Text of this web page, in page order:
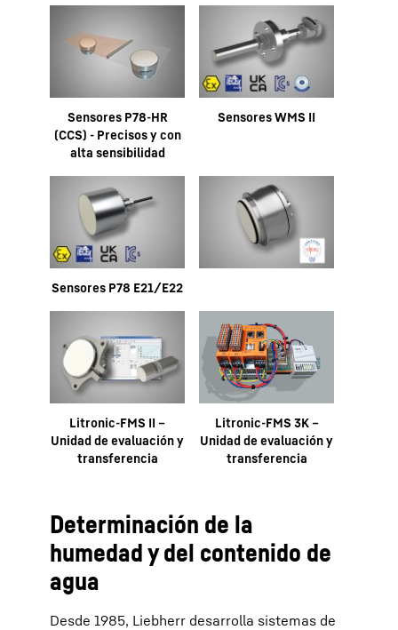
Sensores P78-HR
(CCS) - Precisos y con
alta sensibilidad
Sensores WMS II
Sensores P78 E21/E22
Litronic-FMS II –
Unidad de evaluación y
transferencia
Litronic-FMS 3K –
Unidad de evaluación y
transferencia
Determinación de la
humedad y del contenido de
agua
Desde 1985, Liebherr desarrolla sistemas de